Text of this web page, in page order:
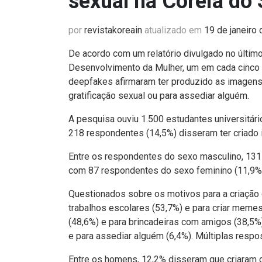
por revistakoreain atualizado em 19 de janeiro
De acordo com um relatório divulgado no
Desenvolvimento da Mulher, um em cada
deepfakes afirmaram ter produzido as
gratificação sexual ou para assediar alguém.
A pesquisa ouviu 1.500 estudantes
218 respondentes (14,5%) disseram ter
Entre os respondentes do sexo masculino,
com 87 respondentes do sexo feminino
Questionados sobre os motivos para a
trabalhos escolares (53,7%) e para criar
(48,6%) e para brincadeiras com amigos
e para assediar alguém (6,4%). Múltiplas
Entre os homens, 12,2% disseram que